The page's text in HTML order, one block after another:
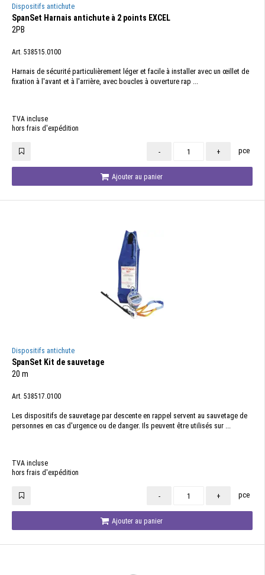
Dispositifs antichute
SpanSet Harnais antichute à 2 points EXCEL
2PB
Art. 538515.0100
Harnais de sécurité particulièrement léger et facile à installer avec un œillet de
fixation à l'avant et à l'arrière, avec boucles à ouverture rap ...
TVA incluse
hors frais d'expédition
- + pce
Ajouter au panier
Dispositifs antichute
SpanSet Kit de sauvetage
20 m
Art. 538517.0100
Les dispositifs de sauvetage par descente en rappel servent au sauvetage de
personnes en cas d'urgence ou de danger. Ils peuvent être utilisés sur ...
TVA incluse
hors frais d'expédition
- + pce
Ajouter au panier